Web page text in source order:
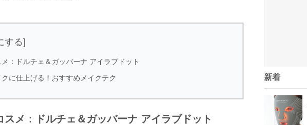
する]
：ドルチェ＆ガッバーナ アイラブドット
に仕上げる！おすすめメイクテク
スメ：ドルチェ＆ガッバーナ アイラブドット
新着